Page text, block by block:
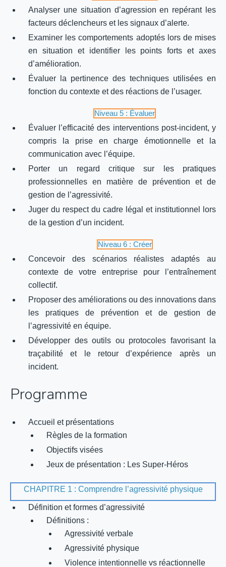
Analyser une situation d’agression en repérant les
facteurs déclencheurs et les signaux d’alerte.
Examiner les comportements adoptés lors de mises
en situation et identifier les points forts et axes
d’amélioration.
Évaluer la pertinence des techniques utilisées en
fonction du contexte et des réactions de l’usager.
Niveau 5 : Évaluer
Évaluer l’efficacité des interventions post-incident, y
compris la prise en charge émotionnelle et la
communication avec l’équipe.
Porter un regard critique sur les pratiques
professionnelles en matière de prévention et de
gestion de l’agressivité.
Juger du respect du cadre légal et institutionnel lors
de la gestion d’un incident.
Niveau 6 : Créer
Concevoir des scénarios réalistes adaptés au
contexte de votre entreprise pour l’entraînement
collectif.
Proposer des améliorations ou des innovations dans
les pratiques de prévention et de gestion de
l’agressivité en équipe.
Développer des outils ou protocoles favorisant la
traçabilité et le retour d’expérience après un
incident.
Programme
Accueil et présentations
Règles de la formation
Objectifs visées
Jeux de présentation : Les Super-Héros
CHAPITRE 1 : Comprendre l’agressivité physique
Définition et formes d’agressivité
Définitions :
Agressivité verbale
Agressivité physique
Violence intentionnelle vs réactionnelle